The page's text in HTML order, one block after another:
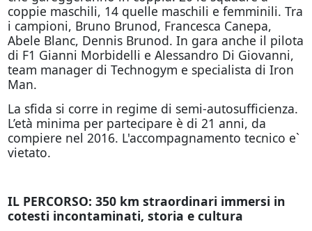
coppie maschili, 14 quelle maschili e femminili. Tra
i campioni, Bruno Brunod, Francesca Canepa,
Abele Blanc, Dennis Brunod. In gara anche il pilota
di F1 Gianni Morbidelli e Alessandro Di Giovanni,
team manager di Technogym e specialista di Iron
Man.
La sfida si corre in regime di semi-autosufficienza.
L’età minima per partecipare è di 21 anni, da
compiere nel 2016. L'accompagnamento tecnico e`
vietato.
IL PERCORSO: 350 km straordinari immersi in
cotesti incontaminati, storia e cultura